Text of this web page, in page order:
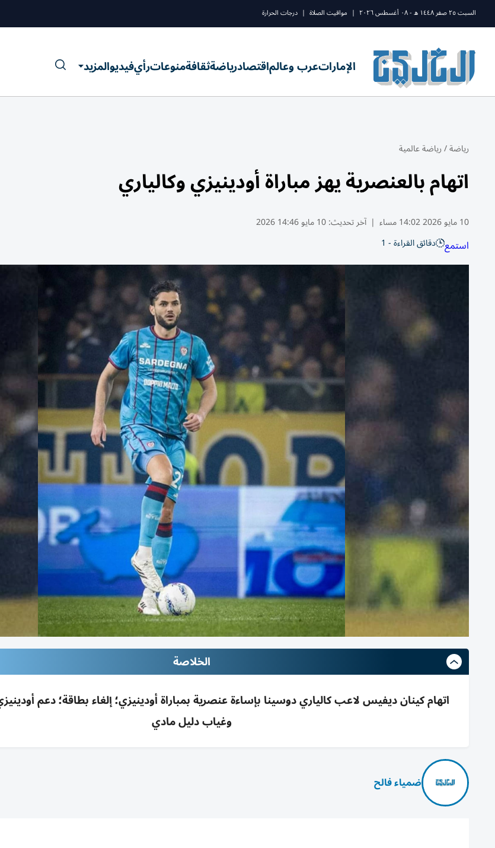
السبت ٢٥ صفر ١٤٤٨ ه - ٠٨ أغسطس ٢٠٢٦ | مواقيت الصلاة | درجات الحرارة
الإماراتعرب وعالماقتصادرياضةثقافةمنوعاترأيفيديوالمزيد
رياضة/رياضة عالمية
اتهام بالعنصرية يهز مباراة أودينيزي وكالياري
10 مايو 2026 14:02 مساء | آخر تحديث:10 مايو 14:46 2026
استمع دقائق القراءة - 1
الخلاصة
اتهام كينان ديفيس لاعب كالياري دوسينا بإساءة عنصرية بمباراة أودينيزي؛ إلغاء بطاقة؛ دعم
وغياب دليل مادي
ضمياء فالح